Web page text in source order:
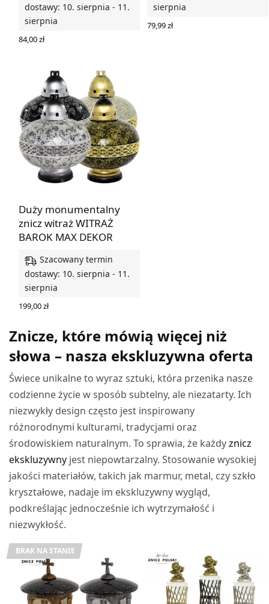
dostawy: 10. sierpnia - 11.
sierpnia
84,00zł
sierpnia
79,99zł
Duży monumentalny
znicz witraż WITRAŻ
BAROK MAX DEKOR
Szacowany termin
dostawy: 10. sierpnia - 11.
sierpnia
199,00zł
Znicze, które mówią więcej niż
słowa – nasza ekskluzywna oferta
Świece unikalne to wyraz sztuki, która przenika nasze
codzienne życie w sposób subtelny, ale niezatarty. Ich
niezwykły design często jest inspirowany
różnorodnymi kulturami, tradycjami oraz
środowiskiem naturalnym. To sprawia, że każdyznicz
ekskluzywny jest niepowtarzalny. Stosowanie wysokiej
jakości materiałów, takich jak marmur, metal, czy szkło
kryształowe, nadaje im ekskluzywny wygląd,
podkreślając jednocześnie ich wytrzymałość i
niezwykłość.
BRAK NA STANIE